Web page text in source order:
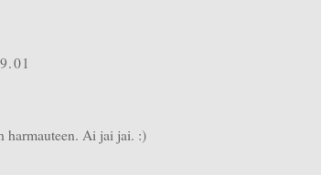
harmauteen. Ai jai jai. :)